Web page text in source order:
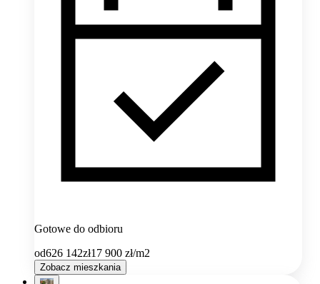
Gotowe do odbioru
od626 142zł17 900 zł/m2
Zobacz mieszkania